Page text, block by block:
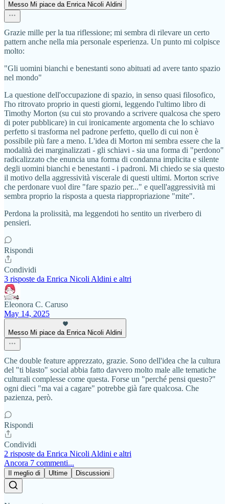
Messo Mi piace da Enrica Nicoli Aldini
Grazie mille per la tua riflessione; mi sembra di rilevare un certo
pattern anche nella mia personale esperienza. Un punto mi colpisce
molto:
"Gli uomini bianchi e benestanti sono abituati ad avere tanto spazio
nel mondo"
La questione dell'occupazione di spazio, in senso quasi filosofico,
l'ho ritrovato proprio in questi giorni, leggendo l'ultimo libro di
Timothy Morton (su cui sto provando a scrivere qualcosa che spero
di poter pubblicare) in cui ironicamente argomenta che lo schiavo
perfetto si trasforma nel padrone perfetto, quello di cui non è
possibile più fare a meno. L'idea di Morton mi sembra essere che la
modalità dei marginalizzati - gli schiavi - sia una forma di "perdono"
radicalizzato che enuncia una forma di condanna implicita e silente
degli uomini bianchi e benestanti - i padroni. Mi chiedo se sia questo
il motivo della aggressività viscerale di questi ultimi. Morton scrive
che perdonare vuol dire "fare spazio per..." e quell'aggressività mi
sembra proprio la risposta a questa riappropriazione "mite".
Perdona la prolissità, ma leggendoti ho sentito un riverbero di
pensieri.
Rispondi
Condividi
3 risposte da Enrica Nicoli Aldini e altri
Eleonora C. Caruso
May 14, 2025
Messo Mi piace da Enrica Nicoli Aldini
Che double feature apprezzato, grazie. Sono dell'idea che la cultura
del "ti blasto" social abbia fatto davvero molto male alle tematiche
culturali complesse come questa. Forse un "perché pensi questo?"
ogni dieci "ma vai a cagare" potrebbe già fare qualcosa. Che
pazienza, però.
Rispondi
Condividi
2 risposte da Enrica Nicoli Aldini e altri
Ancora 7 commenti...
Il meglio di Ultime Discussioni